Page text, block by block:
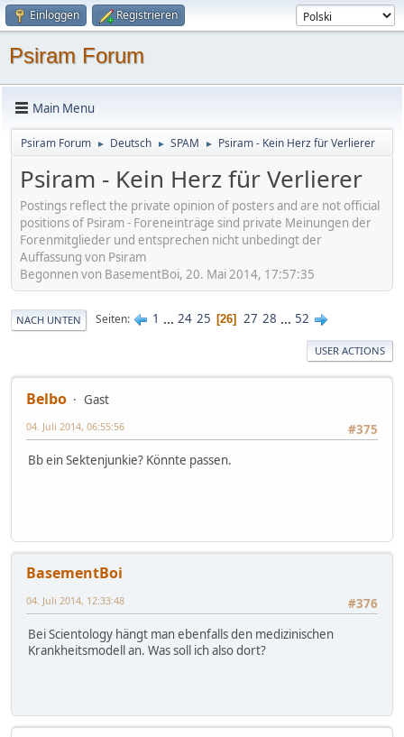
Einloggen Registrieren
Psiram Forum
Main Menu
Psiram Forum ► Deutsch ► SPAM ► Psiram - Kein Herz für Verlierer
Psiram - Kein Herz für Verlierer
Postings reflect the private opinion of posters and are not official
positions of Psiram - Foreneinträge sind private Meinungen der
Forenmitglieder und entsprechen nicht unbedingt der
Auffassung von Psiram
Begonnen von BasementBoi, 20. Mai 2014, 17:57:35
NACH UNTEN Seiten 1 ... 24 25 26 27 28 ... 52
USER ACTIONS
Belbo
Gast
#375
04. Juli 2014, 06:55:56
Bb ein Sektenjunkie? Könnte passen.
BasementBoi
#376
04. Juli 2014, 12:33:48
Bei Scientology hängt man ebenfalls den medizinischen
Krankheitsmodell an. Was soll ich also dort?